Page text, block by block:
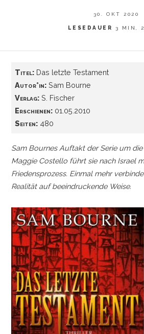
30. OKT 2020
LESEDAUER 3 MIN,
Titel:Das letzte Testament
Autor*in:Sam Bourne
Verlag:S. Fischer
Erschienen:01.05.2010
Seiten:480
Sam Bournes Auftakt der Serie um
Maggie Costello führt sie nach Israel
Friedensprozess. Einmal mehr
Realität auf beeindruckende Weise.